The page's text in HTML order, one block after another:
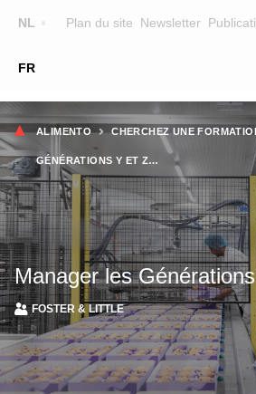
NL
FR
Plan du site Newsletter
Main
navigation
FORMATION
FORMATEURS
SUR ALIMENTO
EQUIPE
CONTACT
CHERCHER UNE
Fil
d'Ariane
ALIMENTO CHERCHEZ UNE
GÉNÉRATIONS Y ET Z…
Manager les
FOSTER & LITTLE